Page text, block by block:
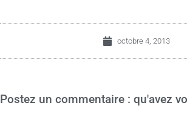
octobre 4, 2013
Postez un commentaire : qu'avez